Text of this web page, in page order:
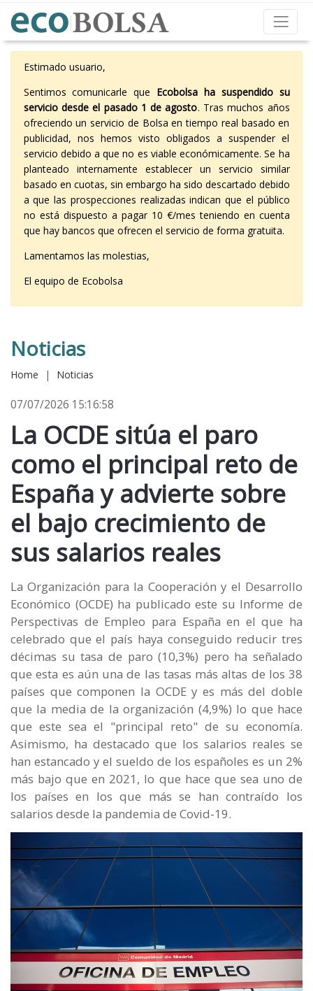
Estimado usuario,
Sentimos comunicarle que Ecobolsa ha suspendido su
servicio desde el pasado 1 de agosto. Tras muchos años
ofreciendo un servicio de Bolsa en tiempo real basado en
publicidad, nos hemos visto obligados a suspender el
servicio debido a que no es viable económicamente. Se ha
planteado internamente establecer un servicio similar
basado en cuotas, sin embargo ha sido descartado debido
a que las prospecciones realizadas indican que el público
no está dispuesto a pagar 10 €/mes teniendo en cuenta
que hay bancos que ofrecen el servicio de forma gratuita.
Lamentamos las molestias,
El equipo de Ecobolsa
Noticias
Home | Noticias
07/07/2026 15:16:58
La OCDE sitúa el paro
como el principal reto de
España y advierte sobre
el bajo crecimiento de
sus salarios reales
La Organización para la Cooperación y el Desarrollo
Económico (OCDE) ha publicado este su Informe de
Perspectivas de Empleo para España en el que ha
celebrado que el país haya conseguido reducir tres
décimas su tasa de paro (10,3%) pero ha señalado
que esta es aún una de las tasas más altas de los 38
países que componen la OCDE y es más del doble
que la media de la organización (4,9%) lo que hace
que este sea el "principal reto" de su economía.
Asimismo, ha destacado que los salarios reales se
han estancado y el sueldo de los españoles es un 2%
más bajo que en 2021, lo que hace que sea uno de
los países en los que más se han contraído los
salarios desde la pandemia de Covid-19.